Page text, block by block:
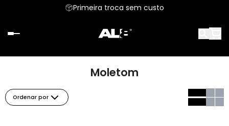
Primeira troca sem custo
Moletom
Ordenar por